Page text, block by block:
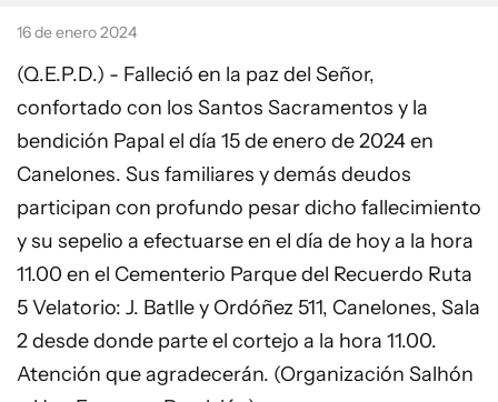
16 de enero 2024
(Q.E.P.D.) - Falleció en la paz del Señor,
confortado con los Santos Sacramentos y la
bendición Papal el día 15 de enero de 2024 en
Canelones. Sus familiares y demás deudos
participan con profundo pesar dicho fallecimiento
y su sepelio a efectuarse en el día de hoy a la hora
11.00 en el Cementerio Parque del Recuerdo Ruta
5 Velatorio: J. Batlle y Ordóñez 511, Canelones, Sala
2 desde donde parte el cortejo a la hora 11.00.
Atención que agradecerán. (Organización Salhón